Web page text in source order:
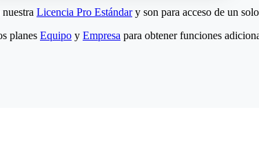
Licencia Pro Estándary son para acceso de un
planes Equipo y Empresa para obtener funciones